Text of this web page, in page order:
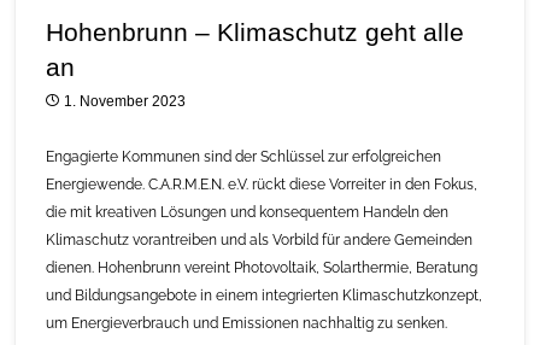
Hohenbrunn – Klimaschutz geht alle
an
1. November 2023
Engagierte Kommunen sind der Schlüssel zur erfolgreichen
Energiewende. C.A.R.M.E.N. e.V. rückt diese Vorreiter in den Fokus,
die mit kreativen Lösungen und konsequentem Handeln den
Klimaschutz vorantreiben und als Vorbild für andere Gemeinden
dienen. Hohenbrunn vereint Photovoltaik, Solarthermie, Beratung
und Bildungsangebote in einem integrierten Klimaschutzkonzept,
um Energieverbrauch und Emissionen nachhaltig zu senken.